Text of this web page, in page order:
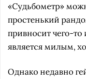
«Судьбометр»
простенький
привносит чего-то
является милым,
Однако недавно